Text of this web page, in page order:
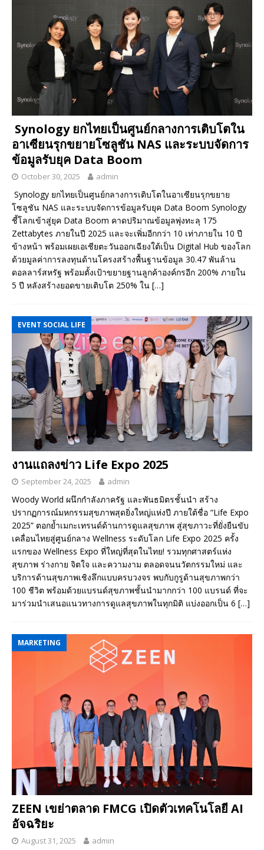
Synology ยกไทยเป็นศูนย์กลางการเติบโตใน
อาเซียนรุกขยายโซลูชัน NAS และระบบจัดการ
ข้อมูลรับยุค Data Boom
October 30, 2025 admin
Synology ยกไทยเป็นศูนย์กลางการเติบโตในอาเซียนรุกขยาย
โซลูชัน NAS และระบบจัดการข้อมูลรับยุค Data Boom Synology
ชี้โลกเข้าสู่ยุค Data Boom คาดปริมาณข้อมูลพุ่งทะลุ 175
Zettabytes ภายในปี 2025 และจะเพิ่มอีกกว่า 10 เท่าภายใน 10 ปี
ข้างหน้า พร้อมเผยเอเชียตะวันออกเฉียงใต้เป็น Digital Hub ของโลก
ด้วยมูลค่าการลงทุนด้านโครงสร้างพื้นฐานข้อมูล 30.47 พันล้าน
ดอลลาร์สหรัฐ พร้อมตั้งเป้าขยายฐานลูกค้าองค์กรอีก 200% ภายใน
5 ปี หลังสร้างยอดขายเติบโต 250% ใน […]
EVENT SOCIAL LIFE
งานแถลงข่าว Life Expo 2025
September 24, 2025 admin
Woody World ผนึกกำลังภาครัฐ และพันธมิตรชั้นนำ สร้าง
ปรากฏการณ์มหกรรมสุขภาพสุดยิ่งใหญ่แห่งปี ภายใต้ชื่อ “Life Expo
2025” ตอกย้ำเมกะเทรนด์ด้านการดูแลสุขภาพ สู่สุขภาวะที่ยั่งยืนขับ
เคลื่อนไทยสู่ศูนย์กลาง Wellness ระดับโลก Life Expo 2025 ครั้ง
แรกของ Wellness Expo ที่ใหญ่ที่สุดในไทย! รวมทุกศาสตร์แห่ง
สุขภาพ ร่างกาย จิตใจ และความงาม ตลอดจนนวัตกรรมใหม่ และ
บริการด้านสุขภาพเชิงลึกแบบครบวงจร พบกับกูรูด้านสุขภาพกว่า
100 ชีวิต พร้อมด้วยแบรนด์สุขภาพชั้นนำมากกว่า 100 แบรนด์ ที่จะ
มาร่วมนำเสนอแนวทางการดูแลสุขภาพในทุกมิติ แบ่งออกเป็น 6 […]
MARKETING
ZEEN เขย่าตลาด FMCG เปิดตัวเทคโนโลยี AI
อัจฉริยะ
August 31, 2025 admin